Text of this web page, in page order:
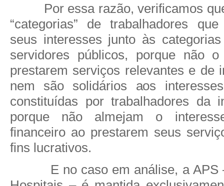
Por essa razão, verificamos
“categorias” de trabalhadores
seus interesses junto às
servidores públicos, porque não
prestarem serviços relevantes e de
nem são solidários aos
constituídas por trabalhadores da
porque não almejam o
financeiro ao prestarem seus
fins lucrativos.
E no caso em análise, a APS